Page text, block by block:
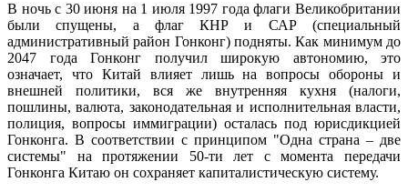
В ночь с 30 июня на 1 июля 1997 года флаги Великобритании
были спущены, а флаг КНР и САР (специальный
административный район Гонконг) подняты. Как минимум до
2047 года Гонконг получил широкую автономию, это
означает, что Китай влияет лишь на вопросы обороны и
внешней политики, вся же внутренняя кухня (налоги,
пошлины, валюта, законодательная и исполнительная власти,
полиция, вопросы иммиграции) осталась под юрисдикцией
Гонконга. В соответствии с принципом "Одна страна – две
системы" на протяжении 50-ти лет с момента передачи
Гонконга Китаю он сохраняет капиталистическую систему.